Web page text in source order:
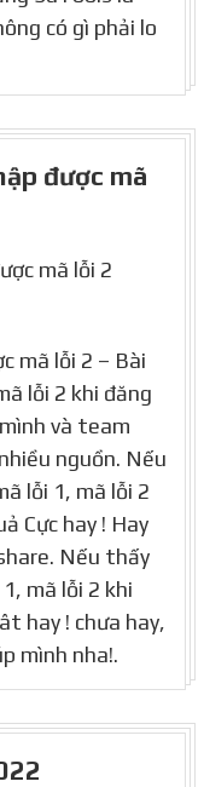
có gì phải lo
được mã
mã lỗi 2 – Bài
lỗi 2 khi đăng
và team
nguồn. Nếu
lỗi 1, mã lỗi 2
Cực hay ! Hay
Nếu thấy
mã lỗi 2 khi
hay ! chưa hay,
mình nha!.